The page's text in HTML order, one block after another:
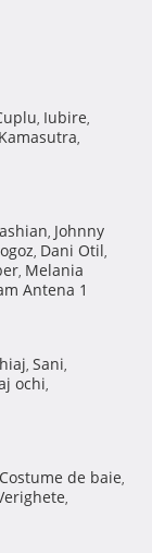
, Iubire,
,
, Johnny
, Dani Otil,
, Melania
Antena 1
, Sani,
ochi,
Costume de baie,
,